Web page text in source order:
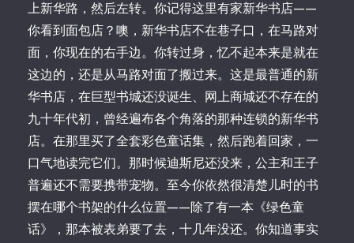
上新华路，然后左转。你记得这里有家新华书店——
你看到面包店？噢，新华书店不在巷子口，在马路对
面，你现在的右手边。你转过身，忆不起本来是就在
这边的，还是从马路对面了搬过来。这是最普通的新
华书店，在巨型书城还没诞生、网上商城还不存在的
九十年代初，曾经遍布各个角落的那种连锁的新华书
店。在那里买了全套彩色童话集，然后跑着回家，一
口气地读完它们。那时候迪斯尼还没来，公主和王子
普遍还不需要携带宠物。至今你依然很清楚儿时的书
摆在哪个书架的什么位置——除了有一本《绿色童
话》，那本被表弟要了去，十几年没还。你知道事实